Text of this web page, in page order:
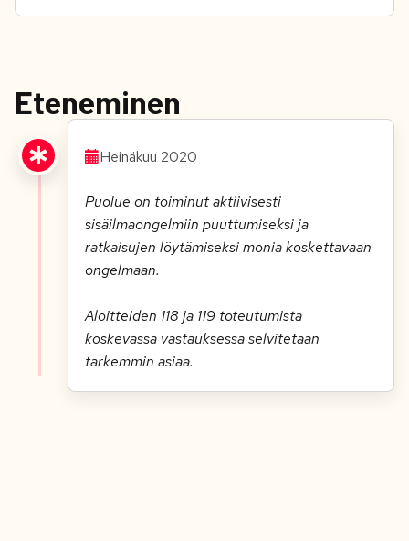
Eteneminen
Heinäkuu 2020
Puolue on toiminut aktiivisesti
sisäilmaongelmiin puuttumiseksi ja
ratkaisujen löytämiseksi monia koskettavaan
ongelmaan.
Aloitteiden 118 ja 119 toteutumista
koskevassa vastauksessa selvitetään
tarkemmin asiaa.